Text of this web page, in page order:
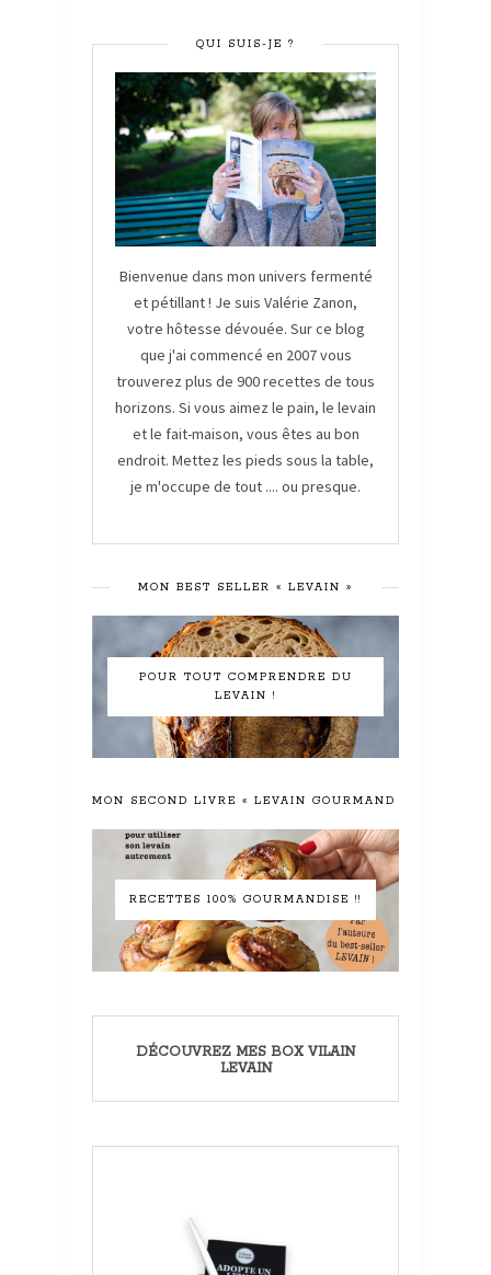
QUI SUIS-JE ?
Bienvenue dans mon univers fermenté
et pétillant ! Je suis Valérie Zanon,
votre hôtesse dévouée. Sur ce blog
que j'ai commencé en 2007 vous
trouverez plus de 900 recettes de tous
horizons. Si vous aimez le pain, le levain
et le fait-maison, vous êtes au bon
endroit. Mettez les pieds sous la table,
je m'occupe de tout .... ou presque.
MON BEST SELLER « LEVAIN »
POUR TOUT COMPRENDRE DU
LEVAIN !
MON SECOND LIVRE « LEVAIN GOURMAND »
RECETTES 100% GOURMANDISE !!
DÉCOUVREZ MES BOX VILAIN
LEVAIN